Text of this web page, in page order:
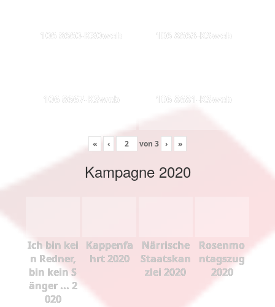
106 8660-KS0web 106 8663-KSweb
106 8667-KSweb 106 8681-KSweb
« ‹ von 3 › »
Kampagne 2020
Ich bin kei
n Redner,
bin kein S
änger ... 2
020
Kappenfa
hrt 2020
Närrische
Staatskan
zlei 2020
Rosenmo
ntagszug
2020